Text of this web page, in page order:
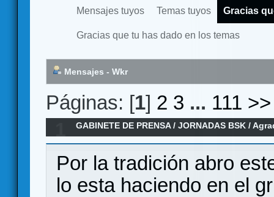
Mensajes tuyos Temas tuyos Gracias
Gracias que tu has dado en los temas
Mensajes - Wkr
Páginas: [1] 2 3 ... 111 >>
GABINETE DE PRENSA/JORNADAS BSK /
Por la tradición abro
lo esta haciendo en el